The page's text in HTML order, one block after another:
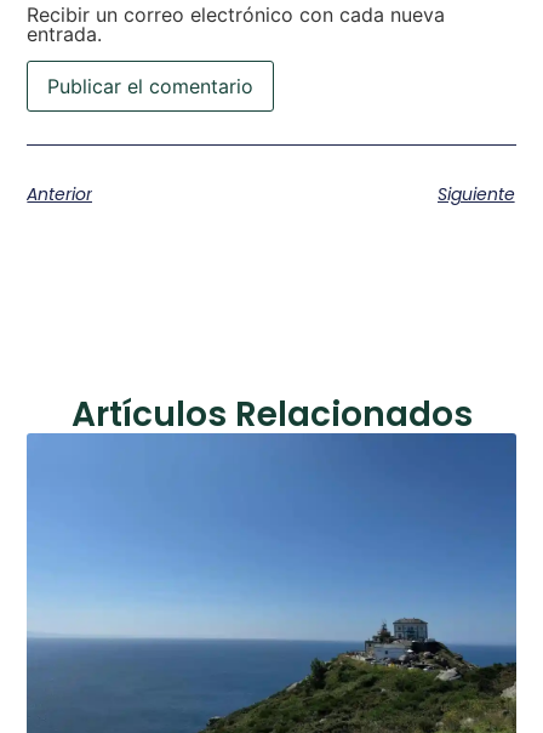
Recibir un correo electrónico con cada nueva
entrada.
Anterior Siguiente
Artículos Relacionados